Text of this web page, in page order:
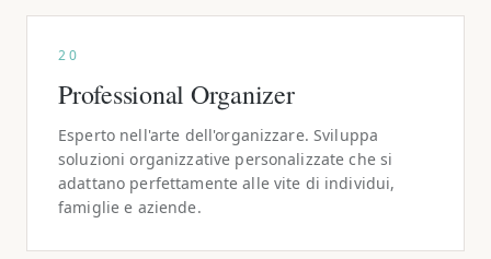
20
Professional Organizer
Esperto nell'arte dell'organizzare. Sviluppa
soluzioni organizzative personalizzate che si
adattano perfettamente alle vite di individui,
famiglie e aziende.